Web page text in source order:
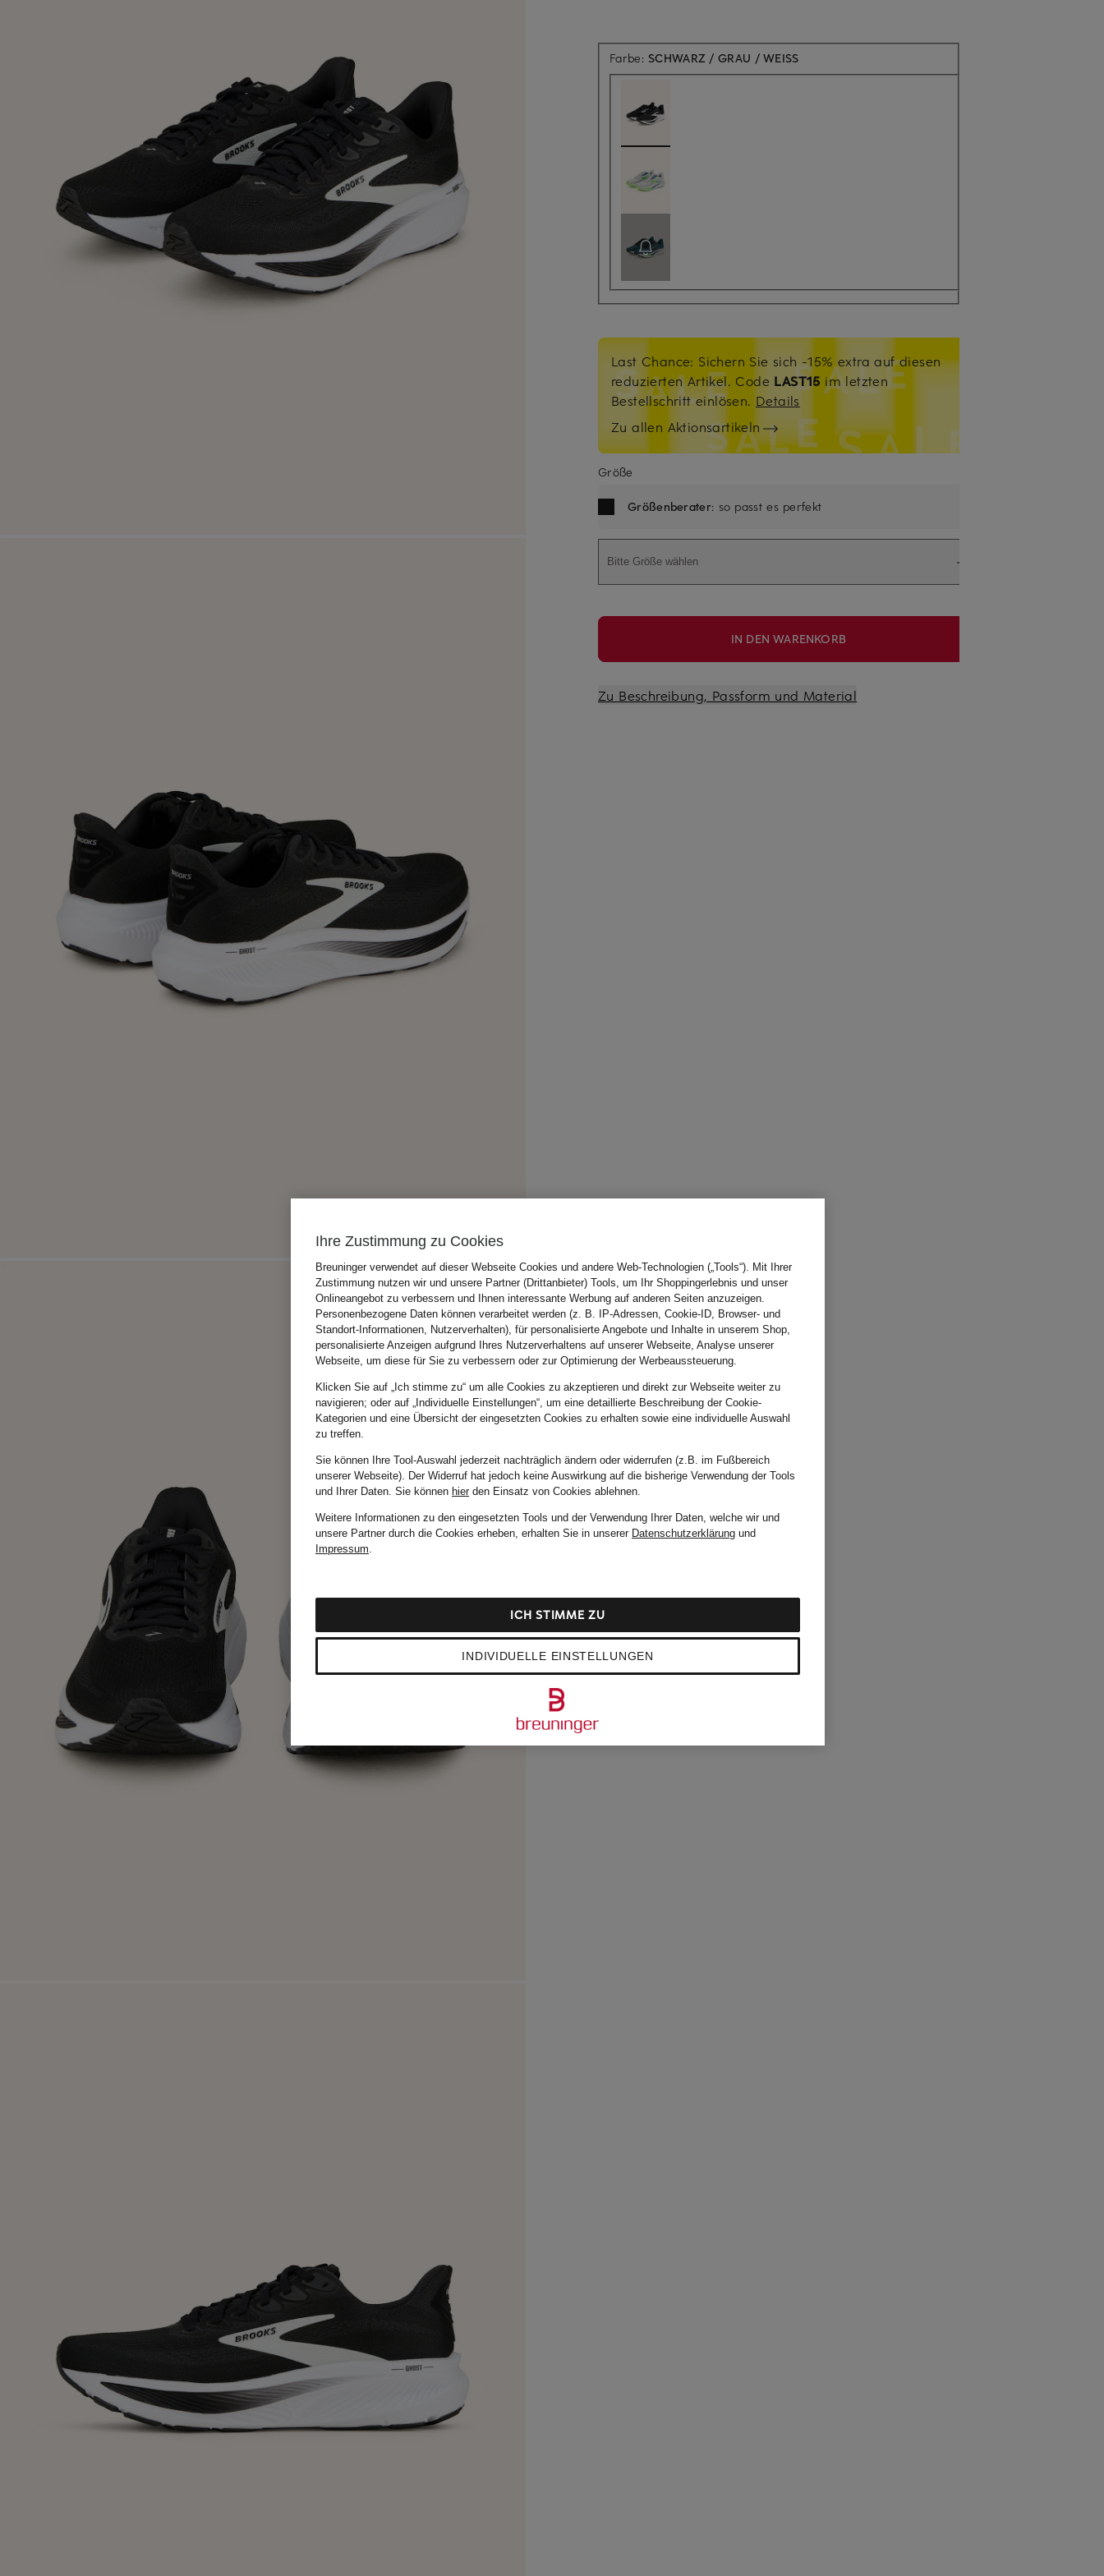
Farbe: SCHWARZ / GRAU / WEISS
Last Chance: Sichern Sie sich -15% extra auf diesen
reduzierten Artikel. Code LAST15 im letzten
Bestellschritt einlösen. Details
Zu allen Aktionsartikeln
Größe
Größenberater: so passt es perfekt
Bitte Größe wählen
IN DEN WARENKORB
Zu Beschreibung, Passform und Material
Ihre Zustimmung zu Cookies
Breuninger verwendet auf dieser Webseite Cookies und andere Web-Technologien („Tools“). Mit Ihrer
Zustimmung nutzen wir und unsere Partner (Drittanbieter) Tools, um Ihr Shoppingerlebnis und unser
Onlineangebot zu verbessern und Ihnen interessante Werbung auf anderen Seiten anzuzeigen.
Personenbezogene Daten können verarbeitet werden (z. B. IP-Adressen, Cookie-ID, Browser- und
Standort-Informationen, Nutzerverhalten), für personalisierte Angebote und Inhalte in unserem Shop,
personalisierte Anzeigen aufgrund Ihres Nutzerverhaltens auf unserer Webseite, Analyse unserer
Webseite, um diese für Sie zu verbessern oder zur Optimierung der Werbeaussteuerung.
Klicken Sie auf „Ich stimme zu“ um alle Cookies zu akzeptieren und direkt zur Webseite weiter zu
navigieren; oder auf „Individuelle Einstellungen“, um eine detaillierte Beschreibung der Cookie-
Kategorien und eine Übersicht der eingesetzten Cookies zu erhalten sowie eine individuelle Auswahl
zu treffen.
Sie können Ihre Tool-Auswahl jederzeit nachträglich ändern oder widerrufen (z.B. im Fußbereich
unserer Webseite). Der Widerruf hat jedoch keine Auswirkung auf die bisherige Verwendung der Tools
und Ihrer Daten. Sie können hierden Einsatz von Cookies ablehnen.
Weitere Informationen zu den eingesetzten Tools und der Verwendung Ihrer Daten, welche wir und
unsere Partner durch die Cookies erheben, erhalten Sie in unserer Datenschutzerklärung und
Impressum.
INDIVIDUELLE EINSTELLUNGEN
ICH STIMME ZU